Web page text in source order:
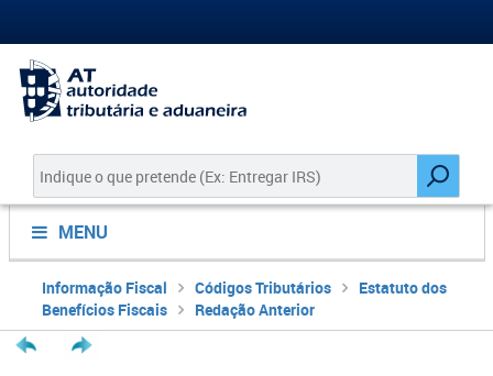
MENU
Informação Fiscal Códigos Tributários
Estatuto dos
Benefícios Fiscais
Redação Anterior